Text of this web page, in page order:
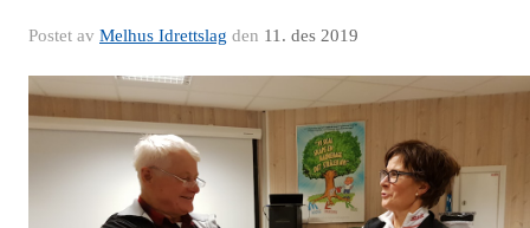
Postet av Melhus Idrettslag den 11. des 2019